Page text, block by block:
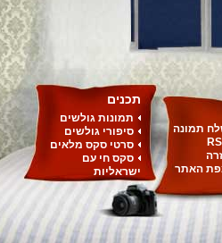
תמונה
האתר
תכנים
תמונות גולשים
סיפורי גולשים
סרטי סקס מלאים
סקס חי עם
ישראליות